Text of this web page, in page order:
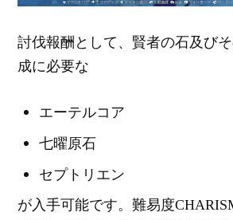
討伐報酬として、賢者の石及び
成に必要な
エーテルコア
七曜原石
セプトリエン
が入手可能です。難易度